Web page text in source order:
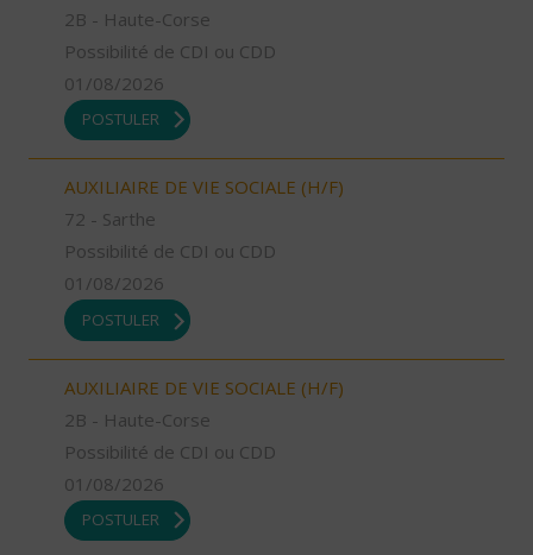
2B - Haute-Corse
Possibilité de CDI ou CDD
01/08/2026
POSTULER
AUXILIAIRE DE VIE SOCIALE (H/F)
72 - Sarthe
Possibilité de CDI ou CDD
01/08/2026
POSTULER
AUXILIAIRE DE VIE SOCIALE (H/F)
2B - Haute-Corse
Possibilité de CDI ou CDD
01/08/2026
POSTULER